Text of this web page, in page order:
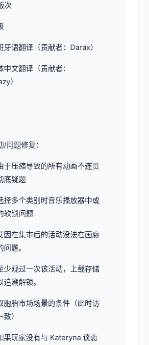
次
牙语翻译（贡献者：Darax）
中文翻译（贡献者：
）
/问题修复：
于压缩导致的所有动画不连贯
底疑题
择多个类别时音乐播放器中或
软锁问题
因在集市后的活动没法在画廊
题。
少观过一次该活动，上载存储
追溯解锁。
胞胎市场场景的条件（此时访
）
果玩家没有与 Kateryna 谈恋